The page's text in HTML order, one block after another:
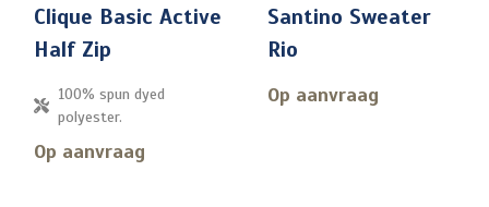
Clique Basic Active
Half Zip
100% spun dyed
polyester.
Op aanvraag
Santino Sweater
Rio
Op aanvraag